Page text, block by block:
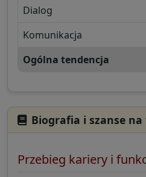
Dialog
Komunikacja
Ogólna tendencja
Biografia i szanse
Przebieg kariery i